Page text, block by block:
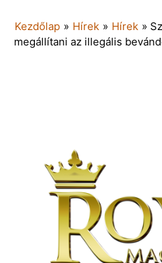
Kezdőlap » Hírek » Hírek »
megállítani az illegális